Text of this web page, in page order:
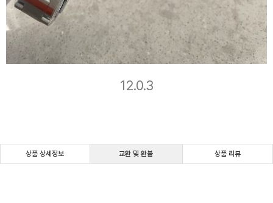
12.0.3
상품 상세정보 교환 및 환불 상품 리뷰